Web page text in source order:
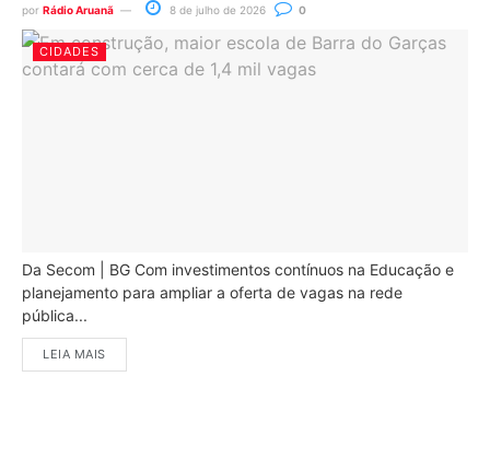
por Rádio Aruanã 8 de julho de 2026 0
CIDADES
Da Secom | BG Com investimentos contínuos na Educação e
planejamento para ampliar a oferta de vagas na rede
pública...
LEIA MAIS